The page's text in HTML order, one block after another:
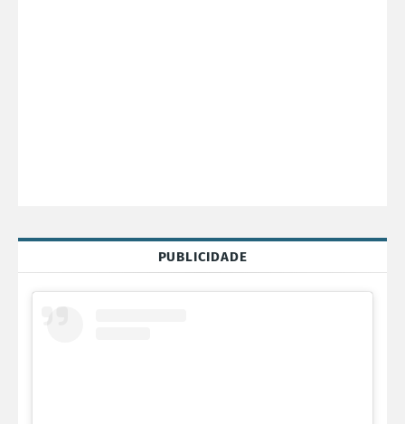
PUBLICIDADE